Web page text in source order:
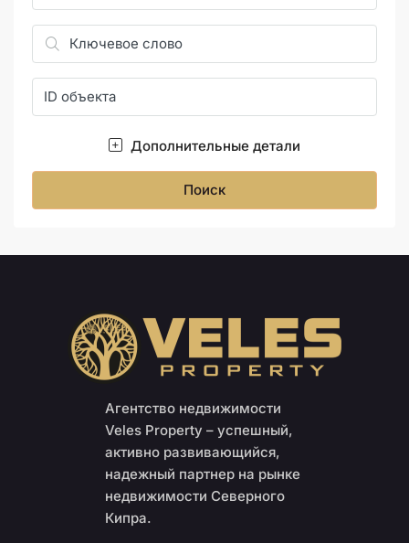
Дополнительные детали
Поиск
Агентство недвижимости
Veles Property – успешный,
активно развивающийся,
надежный партнер на рынке
недвижимости Северного
Кипра.